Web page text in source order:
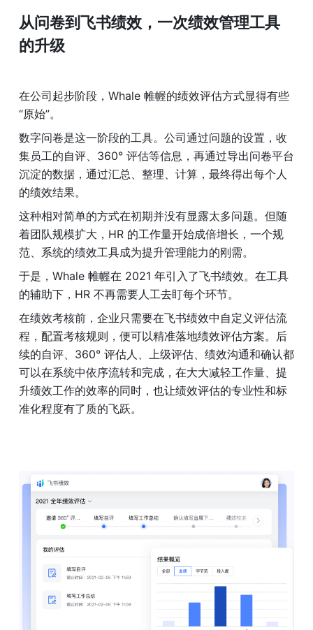
从问卷到飞书绩效，一次绩效管理工具
的升级
在公司起步阶段，Whale 帷幄的绩效评估方式显得有些
“原始”。
数字问卷是这一阶段的工具。公司通过问题的设置，收
集员工的自评、360° 评估等信息，再通过导出问卷平台
沉淀的数据，通过汇总、整理、计算，最终得出每个人
的绩效结果。
这种相对简单的方式在初期并没有显露太多问题。但随
着团队规模扩大，HR 的工作量开始成倍增长，一个规
范、系统的绩效工具成为提升管理能力的刚需。
于是，Whale 帷幄在 2021 年引入了飞书绩效。在工具
的辅助下，HR 不再需要人工去盯每个环节。
在绩效考核前，企业只需要在飞书绩效中自定义评估流
程，配置考核规则，便可以精准落地绩效评估方案。后
续的自评、360° 评估人、上级评估、绩效沟通和确认都
可以在系统中依序流转和完成，在大大减轻工作量、提
升绩效工作的效率的同时，也让绩效评估的专业性和标
准化程度有了质的飞跃。